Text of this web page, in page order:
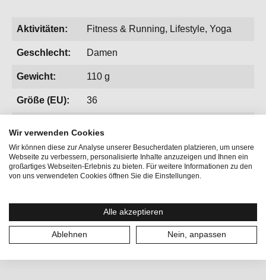
Aktivitäten: Fitness & Running, Lifestyle, Yoga
Geschlecht: Damen
Gewicht: 110 g
Größe (EU): 36
Größe: S
Produktgalerie überspringen
Vervollständige deinen Look
Wir verwenden Cookies
Wir können diese zur Analyse unserer Besucherdaten platzieren, um unsere
Webseite zu verbessern, personalisierte Inhalte anzuzeigen und Ihnen ein
großartiges Webseiten-Erlebnis zu bieten. Für weitere Informationen zu den
von uns verwendeten Cookies öffnen Sie die Einstellungen.
Alle akzeptieren
Ablehnen Nein, anpassen